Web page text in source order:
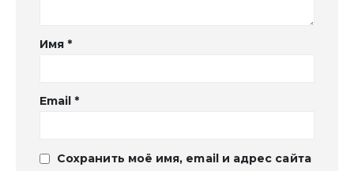
Имя *
Email *
Сохранить моё имя, email и адрес сайта